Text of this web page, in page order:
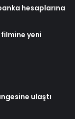
hesaplarına
yeni
ulaştı